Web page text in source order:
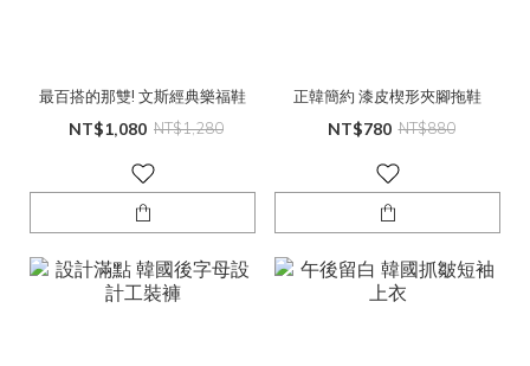
最百搭的那雙! 文斯經典樂福鞋
NT$1,080 NT$1,280
正韓簡約 漆皮楔形夾腳拖鞋
NT$780 NT$880